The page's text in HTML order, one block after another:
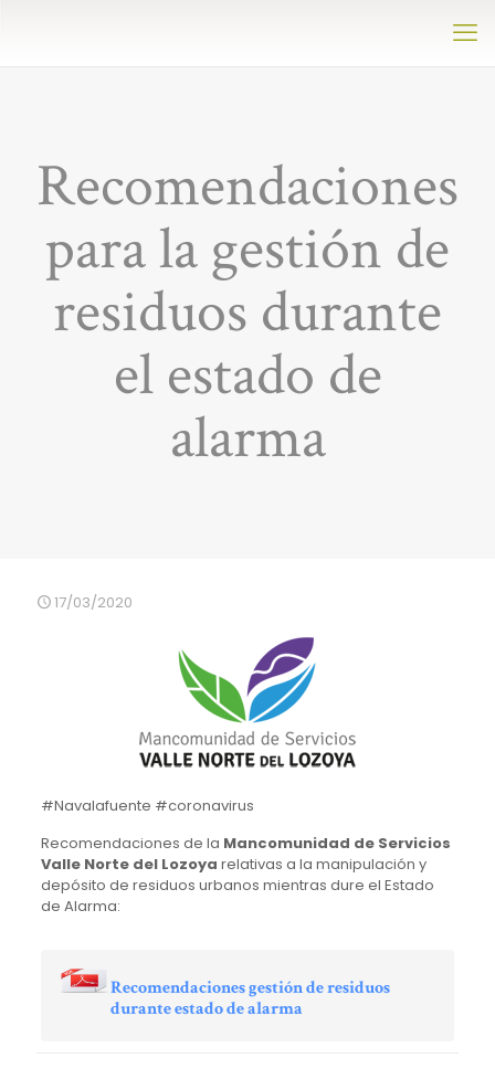
Recomendaciones
para la gestión de
residuos durante
el estado de
alarma
17/03/2020
#Navalafuente #coronavirus
Recomendaciones de la Mancomunidad de Servicios
Valle Norte del Lozoya relativas a la manipulación y
depósito de residuos urbanos mientras dure el Estado
de Alarma:
Recomendaciones gestión de residuos
durante estado de alarma